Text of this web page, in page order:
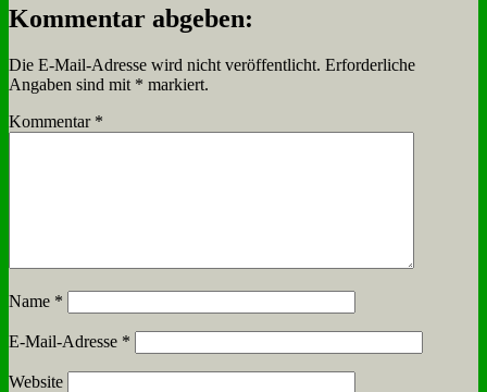
Kommentar abgeben:
Die E-Mail-Adresse wird nicht veröffentlicht. Erforderliche
Angaben sind mit * markiert.
Kommentar *
Name *
E-Mail-Adresse *
Website